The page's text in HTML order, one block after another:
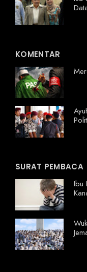
KOMENTAR
SURAT PEMBACA
Ibu